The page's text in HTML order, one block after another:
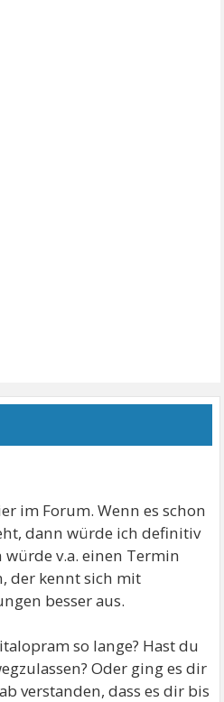
im Forum. Wenn es schon
dann würde ich definitiv
v.a. einen Termin
der kennt sich mit
besser aus.
so lange? Hast du
Oder ging es dir
verstanden, dass es dir bis